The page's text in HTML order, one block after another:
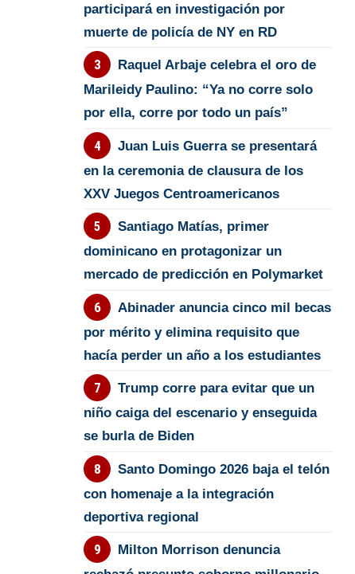
participará en investigación por
muerte de policía de NY en RD
Raquel Arbaje celebra el oro de
Marileidy Paulino: “Ya no corre solo
por ella, corre por todo un país”
Juan Luis Guerra se presentará
en la ceremonia de clausura de los
XXV Juegos Centroamericanos
Santiago Matías, primer
dominicano en protagonizar un
mercado de predicción en Polymarket
Abinader anuncia cinco mil becas
por mérito y elimina requisito que
hacía perder un año a los estudiantes
Trump corre para evitar que un
niño caiga del escenario y enseguida
se burla de Biden
Santo Domingo 2026 baja el telón
con homenaje a la integración
deportiva regional
Milton Morrison denuncia